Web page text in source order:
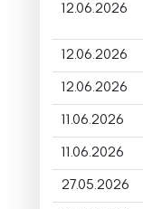
12.06.2026
12.06.2026
12.06.2026
11.06.2026
11.06.2026
27.05.2026